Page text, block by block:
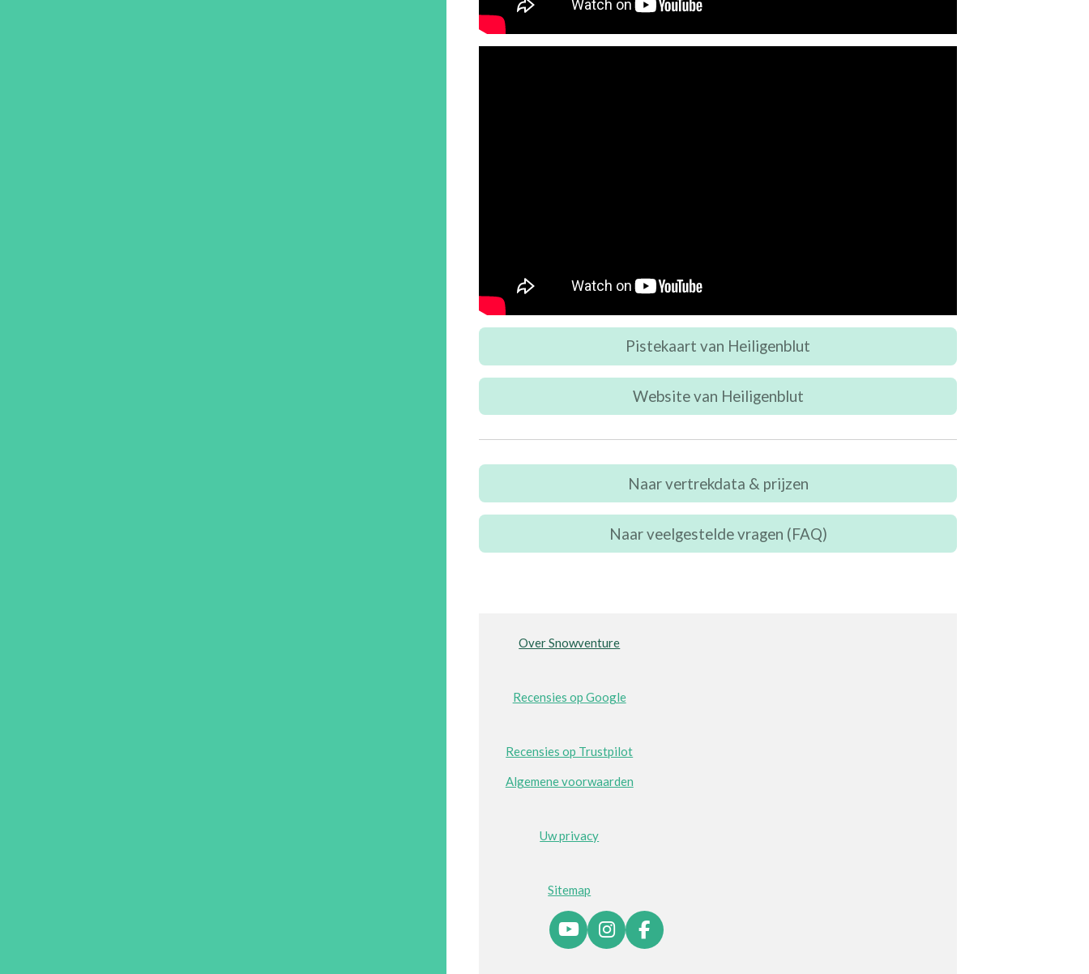
Pistekaart van Heiligenblut
Website van Heiligenblut
Naar vertrekdata & prijzen
Naar veelgestelde vragen (FAQ)
Over Snowventure
Recensies op Google
Recensies op Trustpilot
Algemene voorwaarden
Uw privacy
Sitemap
Y
o
I
n
F
a